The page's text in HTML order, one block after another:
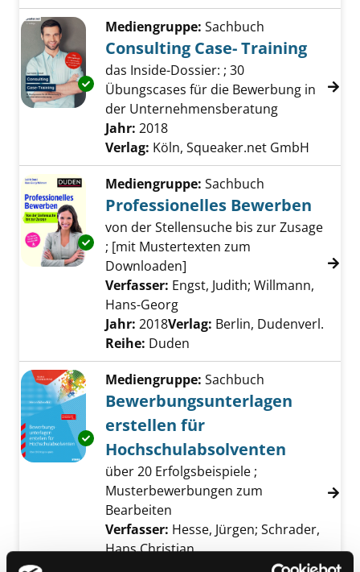
Exemplar-Details von Consulting Case-
Mediengruppe: Sachbuch
Consulting Case- Training
das Inside-Dossier: ; 30
Übungscases für die Bewerbung in
der Unternehmensberatung
Suche nach diesem Verfasser
Jahr: 2018
Verlag: Köln, Squeaker.net GmbH
Exemplar-Details von Professionelles
Mediengruppe: Sachbuch
Professionelles Bewerben
von der Stellensuche bis zur Zusage
; [mit Mustertexten zum
Downloaden]
Verfasser: Engst, Judith; Willmann,
Hans-Georg
Jahr: 2018Verlag: Berlin, Dudenverl.
Reihe: Duden
Exemplar-Details von
Mediengruppe: Sachbuch
Bewerbungsunterlagen
erstellen für
Hochschulabsolventen
über 20 Erfolgsbeispiele ;
Musterbewerbungen zum
Bearbeiten
Verfasser: Hesse, Jürgen; Schrader,
Hans ChristianSuche nach diesem